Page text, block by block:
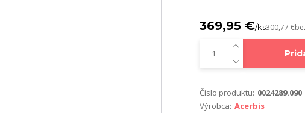
369,95 €/ks300,77 €
Číslo produktu: 0024289.090
Výrobca: Acerbis